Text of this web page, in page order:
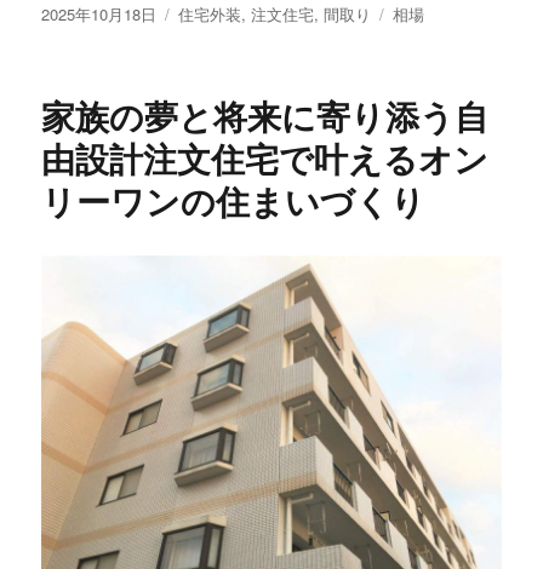
投
2025年10月18日
カ
ー
住宅外装,注文住宅,間取り
タ
相場
家族の夢と将来に寄り添う自
由設計注文住宅で叶えるオン
リーワンの住まいづくり